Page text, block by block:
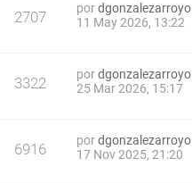
2707 pordgonzalezarroyo
11 May 2026, 13:22
3322 pordgonzalezarroyo
25 Mar 2026, 15:17
6916 pordgonzalezarroyo
17 Nov 2025, 21:20